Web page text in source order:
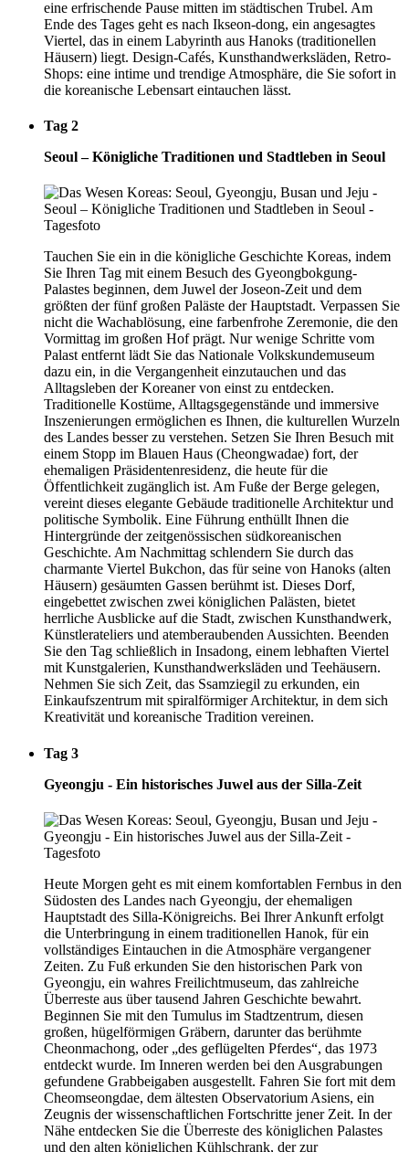
eine erfrischende Pause mitten im städtischen Trubel. Am
Ende des Tages geht es nach Ikseon-dong, ein angesagtes
Viertel, das in einem Labyrinth aus Hanoks (traditionellen
Häusern) liegt. Design-Cafés, Kunsthandwerksläden, Retro-
Shops: eine intime und trendige Atmosphäre, die Sie sofort in
die koreanische Lebensart eintauchen lässt.
Tag 2
Seoul – Königliche Traditionen und Stadtleben in Seoul
Tauchen Sie ein in die königliche Geschichte Koreas, indem
Sie Ihren Tag mit einem Besuch des Gyeongbokgung-
Palastes beginnen, dem Juwel der Joseon-Zeit und dem
größten der fünf großen Paläste der Hauptstadt. Verpassen Sie
nicht die Wachablösung, eine farbenfrohe Zeremonie, die den
Vormittag im großen Hof prägt. Nur wenige Schritte vom
Palast entfernt lädt Sie das Nationale Volkskundemuseum
dazu ein, in die Vergangenheit einzutauchen und das
Alltagsleben der Koreaner von einst zu entdecken.
Traditionelle Kostüme, Alltagsgegenstände und immersive
Inszenierungen ermöglichen es Ihnen, die kulturellen Wurzeln
des Landes besser zu verstehen. Setzen Sie Ihren Besuch mit
einem Stopp im Blauen Haus (Cheongwadae) fort, der
ehemaligen Präsidentenresidenz, die heute für die
Öffentlichkeit zugänglich ist. Am Fuße der Berge gelegen,
vereint dieses elegante Gebäude traditionelle Architektur und
politische Symbolik. Eine Führung enthüllt Ihnen die
Hintergründe der zeitgenössischen südkoreanischen
Geschichte. Am Nachmittag schlendern Sie durch das
charmante Viertel Bukchon, das für seine von Hanoks (alten
Häusern) gesäumten Gassen berühmt ist. Dieses Dorf,
eingebettet zwischen zwei königlichen Palästen, bietet
herrliche Ausblicke auf die Stadt, zwischen Kunsthandwerk,
Künstlerateliers und atemberaubenden Aussichten. Beenden
Sie den Tag schließlich in Insadong, einem lebhaften Viertel
mit Kunstgalerien, Kunsthandwerksläden und Teehäusern.
Nehmen Sie sich Zeit, das Ssamziegil zu erkunden, ein
Einkaufszentrum mit spiralförmiger Architektur, in dem sich
Kreativität und koreanische Tradition vereinen.
Tag 3
Gyeongju - Ein historisches Juwel aus der Silla-Zeit
Heute Morgen geht es mit einem komfortablen Fernbus in den
Südosten des Landes nach Gyeongju, der ehemaligen
Hauptstadt des Silla-Königreichs. Bei Ihrer Ankunft erfolgt
die Unterbringung in einem traditionellen Hanok, für ein
vollständiges Eintauchen in die Atmosphäre vergangener
Zeiten. Zu Fuß erkunden Sie den historischen Park von
Gyeongju, ein wahres Freilichtmuseum, das zahlreiche
Überreste aus über tausend Jahren Geschichte bewahrt.
Beginnen Sie mit den Tumulus im Stadtzentrum, diesen
großen, hügelförmigen Gräbern, darunter das berühmte
Cheonmachong, oder „des geflügelten Pferdes“, das 1973
entdeckt wurde. Im Inneren werden bei den Ausgrabungen
gefundene Grabbeigaben ausgestellt. Fahren Sie fort mit dem
Cheomseongdae, dem ältesten Observatorium Asiens, ein
Zeugnis der wissenschaftlichen Fortschritte jener Zeit. In der
Nähe entdecken Sie die Überreste des königlichen Palastes
und den alten königlichen Kühlschrank, der zur